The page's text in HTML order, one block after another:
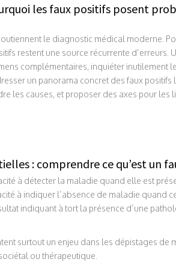
les faux positifs posent
le diagnostic médical moderne.
restent une source récurrente d’erreurs.
complémentaires, inquiéter inutilement
un panorama concret des faux
les causes, et proposer des axes pour les
: comprendre ce qu’est un
à détecter la maladie quand elle est
à indiquer l’absence de maladie quand
indiquant à tort la présence d’une
surtout un enjeu dans les dépistages de
ou thérapeutique.